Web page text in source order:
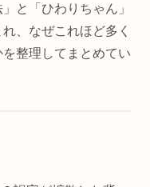
と「ひわりちゃん」
、なぜこれほど多く
整理してまとめてい